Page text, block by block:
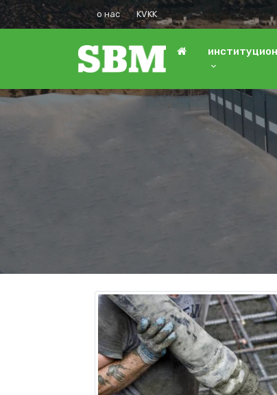
о нас KVKK